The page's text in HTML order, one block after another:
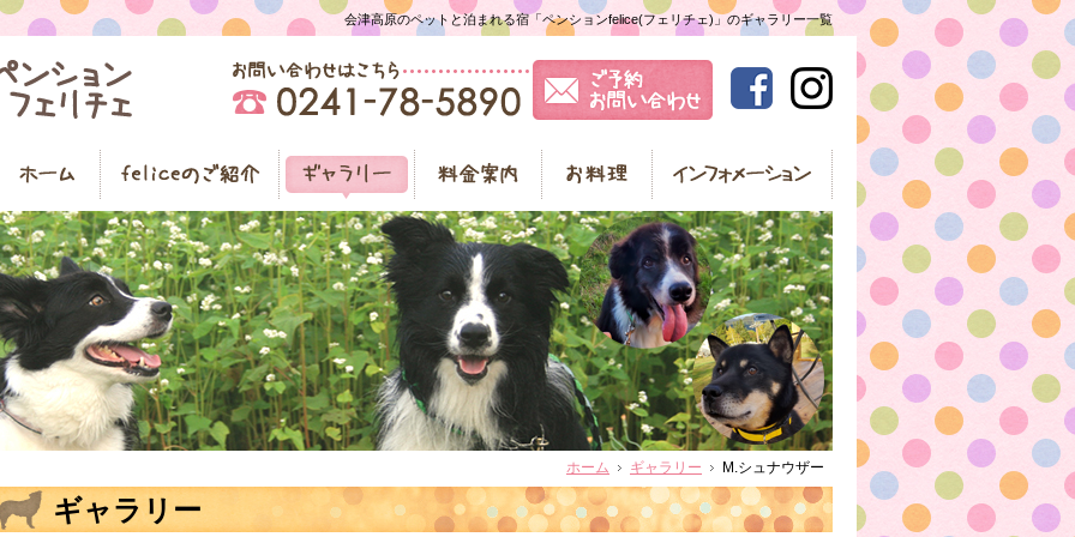
会津高原のペットと泊まれる宿「ペンションfelice(フェリチェ)」のギャラリー一覧
ホーム ギャラリー M.シュナウザー
ギャラリー